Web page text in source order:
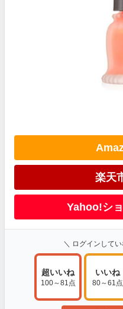
楽天
Yahoo!シ
＼ ログインして
超いいね
100～81点
いいね
80～61点